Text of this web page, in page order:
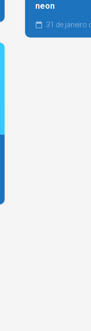
neon
31 de janeiro